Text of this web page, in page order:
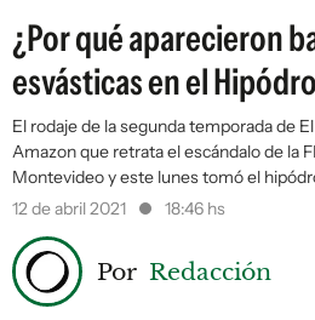
¿Por qué aparecieron
esvásticas en el
El rodaje de la segunda temporada de
Amazon que retrata el escándalo de la
Montevideo y este lunes tomó el
12 de abril 2021
18:46 hs
Por Redacción